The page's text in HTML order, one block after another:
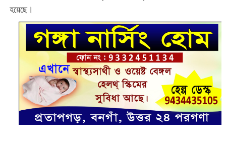
হয়েছে।